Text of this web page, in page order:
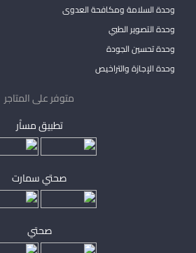
وحدة السلامة ومكافحة العدوى
وحدة التصوير الطبي
وحدة تحسين الجودة
وحدة الإجازة والتراخيص
متوفر على المتاجر
تطبيق مساْر
صحتي سمارت
صحتي